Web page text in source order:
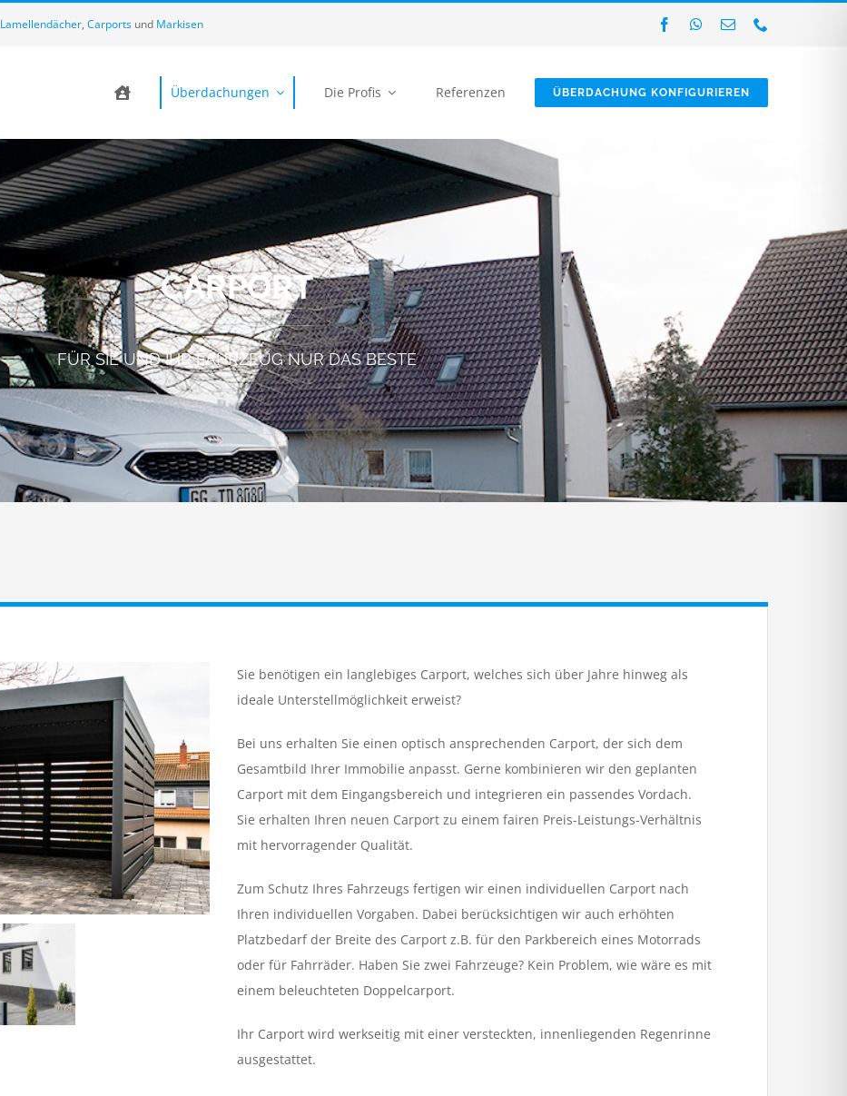
Lamellendächer, Carportsund Markisen
Überdachungen Die Profis Referenzen ÜBERDACHUNG KONFIGURIEREN
CARPORT
FÜR SIE UND IHR FAHRZEUG NUR DAS BESTE
Sie benötigen ein langlebiges Carport, welches sich über Jahre hinweg als
ideale Unterstellmöglichkeit erweist?
Bei uns erhalten Sie einen optisch ansprechenden Carport, der sich dem
Gesamtbild Ihrer Immobilie anpasst. Gerne kombinieren wir den geplanten
Carport mit dem Eingangsbereich und integrieren ein passendes Vordach.
Sie erhalten Ihren neuen Carport zu einem fairen Preis-Leistungs-Verhältnis
mit hervorragender Qualität.
Zum Schutz Ihres Fahrzeugs fertigen wir einen individuellen Carport nach
Ihren individuellen Vorgaben. Dabei berücksichtigen wir auch erhöhten
Platzbedarf der Breite des Carport z.B. für den Parkbereich eines Motorrads
oder für Fahrräder. Haben Sie zwei Fahrzeuge? Kein Problem, wie wäre es mit
einem beleuchteten Doppelcarport.
Ihr Carport wird werkseitig mit einer versteckten, innenliegenden Regenrinne
ausgestattet.